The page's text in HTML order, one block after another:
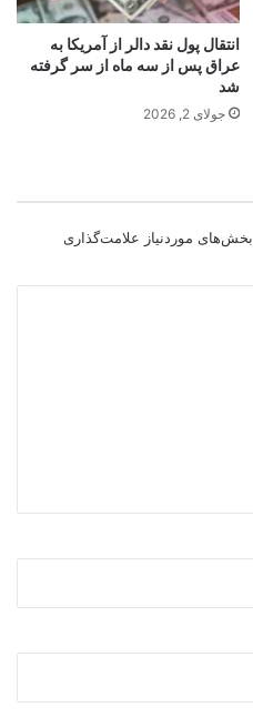
انتقال پول نقد دالر از آمریکا به
عراق پس از سه ماه از سر گرفته
شد
جولای 2, 2026
بخش‌های موردنیاز علامت‌گذاری